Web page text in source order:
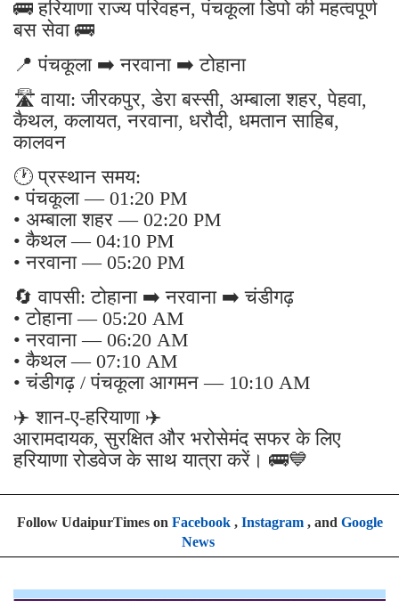
🚌 हरियाणा राज्य परिवहन, पंचकूला डिपो की महत्वपूर्ण
बस सेवा 🚌
📍 पंचकूला ➡️ नरवाना ➡️ टोहाना
🛣️ वाया: जीरकपुर, डेरा बस्सी, अम्बाला शहर, पेहवा,
कैथल, कलायत, नरवाना, धरौदी, धमतान साहिब,
कालवन
🕐 प्रस्थान समय:
• पंचकूला — 01:20 PM
• अम्बाला शहर — 02:20 PM
• कैथल — 04:10 PM
• नरवाना — 05:20 PM
🔄 वापसी: टोहाना ➡️ नरवाना ➡️ चंडीगढ़
• टोहाना — 05:20 AM
• नरवाना — 06:20 AM
• कैथल — 07:10 AM
• चंडीगढ़ / पंचकूला आगमन — 10:10 AM
✈️ शान-ए-हरियाणा ✈️
आरामदायक, सुरक्षित और भरोसेमंद सफर के लिए
हरियाणा रोडवेज के साथ यात्रा करें। 🚌💙
Follow UdaipurTimes on Facebook, Instagram, and Google
News